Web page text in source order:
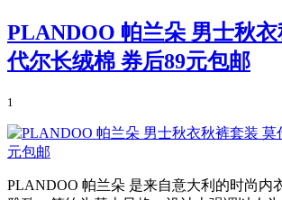
PLANDOO 帕兰朵 男士秋
代尔长绒棉 券后89元包邮
1
PLANDOO 帕兰朵 是来自意大利的时尚内